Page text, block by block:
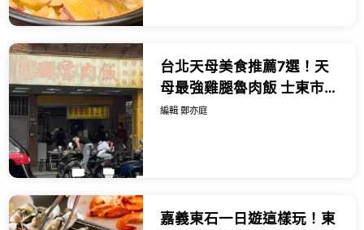
台北天母美食推薦7選！天
母最強雞腿魯肉飯 士東市場
米粉湯，天母美食必吃清
編輯 鄭亦庭
嘉義東石一日遊這樣玩！東